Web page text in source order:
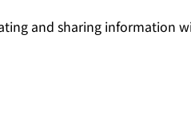
and sharing information